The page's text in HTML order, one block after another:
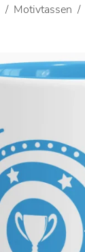
Motivtassen